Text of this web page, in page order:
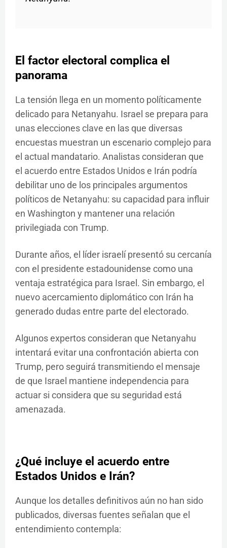
El factor electoral complica el
panorama
La tensión llega en un momento políticamente
delicado para Netanyahu. Israel se prepara para
unas elecciones clave en las que diversas
encuestas muestran un escenario complejo para
el actual mandatario. Analistas consideran que
el acuerdo entre Estados Unidos e Irán podría
debilitar uno de los principales argumentos
políticos de Netanyahu: su capacidad para influir
en Washington y mantener una relación
privilegiada con Trump.
Durante años, el líder israelí presentó su cercanía
con el presidente estadounidense como una
ventaja estratégica para Israel. Sin embargo, el
nuevo acercamiento diplomático con Irán ha
generado dudas entre parte del electorado.
Algunos expertos consideran que Netanyahu
intentará evitar una confrontación abierta con
Trump, pero seguirá transmitiendo el mensaje
de que Israel mantiene independencia para
actuar si considera que su seguridad está
amenazada.
¿Qué incluye el acuerdo entre
Estados Unidos e Irán?
Aunque los detalles definitivos aún no han sido
publicados, diversas fuentes señalan que el
entendimiento contempla: